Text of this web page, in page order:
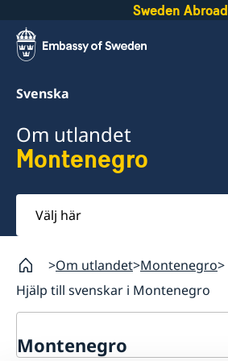
Sweden Abroad
Svenska
Om utlandet
Montenegro
Välj
här
Om utlandet Montenegro
Hjälp till svenskar i Montenegro
Montenegro